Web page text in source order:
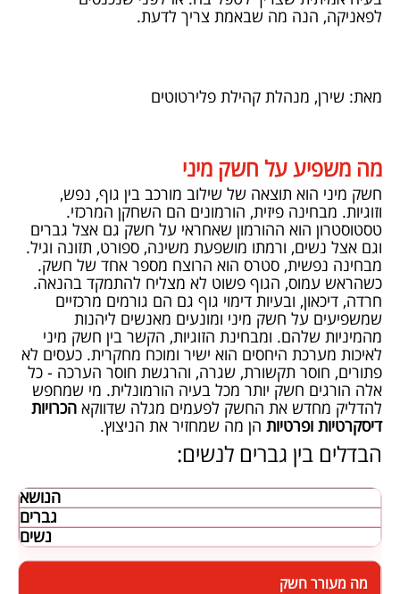
לפאניקה, הנה מה שבאמת צריך לדעת.
מאת: שירן, מנהלת קהילת פלירטוטים
מה משפיע על חשק מיני
חשק מיני הוא תוצאה של שילוב מורכב בין גוף, נפש,
וזוגיות. מבחינה פיזית, הורמונים הם השחקן המרכזי.
טסטוסטרון הוא ההורמון שאחראי על חשק גם אצל גברים
וגם אצל נשים, ורמתו מושפעת משינה, ספורט, תזונה וגיל.
מבחינה נפשית, סטרס הוא הרוצח מספר אחד של חשק.
כשהראש עמוס, הגוף פשוט לא מצליח להתמקד בהנאה.
חרדה, דיכאון, ובעיות דימוי גוף גם הם גורמים מרכזיים
שמשפיעים על חשק מיני ומונעים מאנשים ליהנות
מהמיניות שלהם. ומבחינת הזוגיות, הקשר בין חשק מיני
לאיכות מערכת היחסים הוא ישיר ומוכח מחקרית. כעסים לא
פתורים, חוסר תקשורת, שגרה, והרגשת חוסר הערכה - כל
אלה הורגים חשק יותר מכל בעיה הורמונלית. מי שמחפש
להדליק מחדש את החשק לפעמים מגלה שדווקא הכרויות
דיסקרטיות ופרטיות הן מה שמחזיר את הניצוץ.
הבדלים בין גברים לנשים:
הנושא
גברים
נשים
מה מעורר חשק